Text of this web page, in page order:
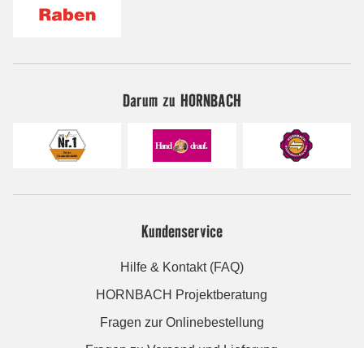
Darum zu HORNBACH
Kundenservice
Hilfe & Kontakt (FAQ)
HORNBACH Projektberatung
Fragen zur Onlinebestellung